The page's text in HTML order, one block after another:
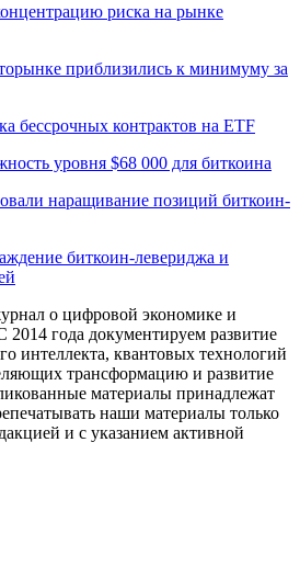
риска на рынке
приблизились к минимуму за
бессрочных контрактов на ETF
уровня $68 000 для биткоина
наращивание позиций биткоин-
биткоин-левериджа и
о цифровой экономике и
2014 года документируем развитие
интеллекта, квантовых технологий
трансформацию и развитие
материалы принадлежат
наши материалы только
и с указанием активной